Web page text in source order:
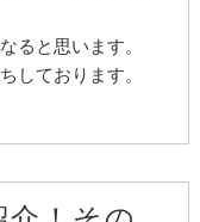
ると思います。
しております。